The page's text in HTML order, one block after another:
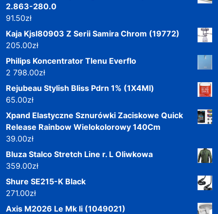
2.863-280.0
91.50zł
Kaja Kjsl80903 Z Serii Samira Chrom (19772)
205.00zł
Philips Koncentrator Tlenu Everflo
2 798.00zł
Rejubeau Stylish Bliss Pdrn 1% (1X4Ml)
65.00zł
Xpand Elastyczne Sznurówki Zaciskowe Quick
Release Rainbow Wielokolorowy 140Cm
39.00zł
Bluza Stalco Stretch Line r. L Oliwkowa
359.00zł
Shure SE215-K Black
271.00zł
Axis M2026 Le Mk Ii (1049021)